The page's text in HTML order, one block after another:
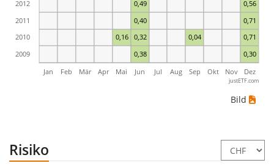
0,38 0,30
0,16 0,32 0,04 0,71
0,40 0,71
0,49 0,56
Jan Feb Mär Apr Mai Jun Jul Aug Sep Okt Nov Dez
2009
2010
2011
2012
justETF.com
Bild
Risiko